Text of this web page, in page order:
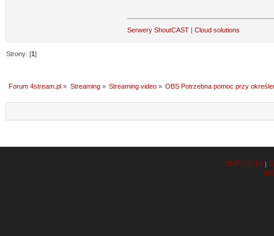
Serwery ShoutCAST| Cloud solutions
Strony: [1]
Forum 4stream.pl » Streaming» Streaming video» OBS Potrzebna pomoc przy
SMF 2.0.19 |